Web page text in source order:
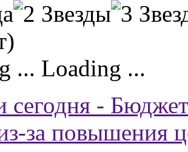
Loading ...
сегодня -
за повышения